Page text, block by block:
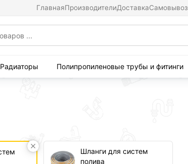
ГлавнаяПроизводителиДоставкаСамовывоз
Радиаторы Полипропиленовые трубы и фитинги
Шланги для систем
полива